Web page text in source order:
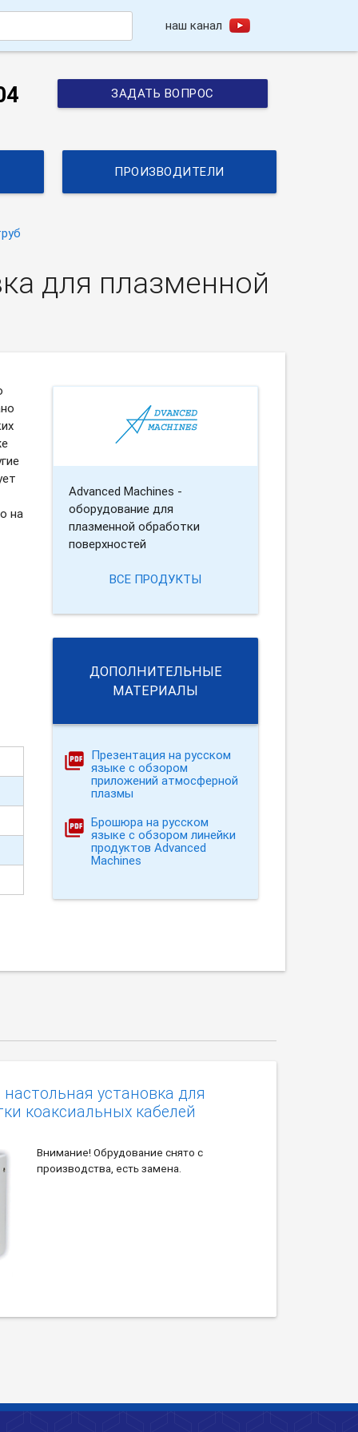
наш канал
ЗАДАТЬ ВОПРОС
ПРОИЗВОДИТЕЛИ
для плазменной
на
Advanced Machines -
оборудование для
плазменной обработки
поверхностей
ВСЕ ПРОДУКТЫ
ДОПОЛНИТЕЛЬНЫЕ
МАТЕРИАЛЫ
Презентация на русском
языке с обзором
приложений атмосферной
плазмы
Брошюра на русском
языке с обзором линейки
продуктов Advanced
Machines
установка для
коаксиальных кабелей
Внимание! Обрудование снято с
производства, есть замена.